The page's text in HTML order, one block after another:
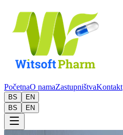
PočetnaO namaZastupništvaKontakt
BS
EN
BS
EN